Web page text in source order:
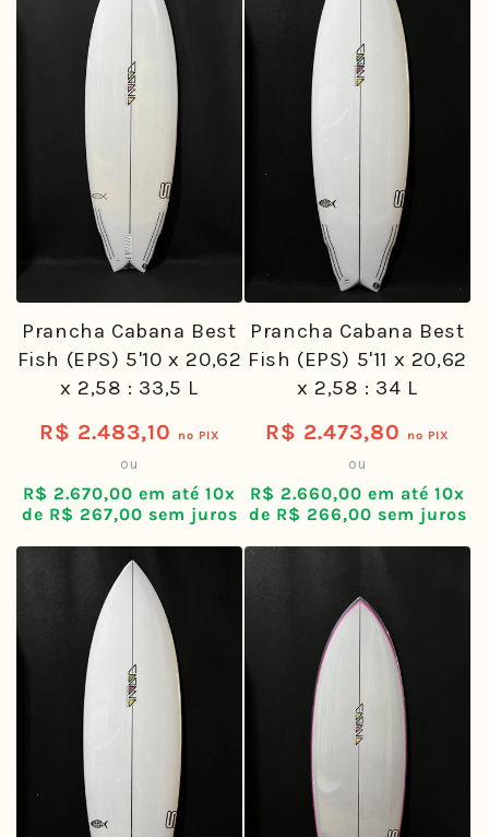
Prancha Cabana Best
Fish (EPS) 5'10 x 20,62
x 2,58 : 33,5 L
Preço
R$ 2.483,10 no PIX
ou
R$ 2.670,00 em até 10x
de R$ 267,00 sem juros
Prancha Cabana Best
Fish (EPS) 5'11 x 20,62
x 2,58 : 34 L
Preço
R$ 2.473,80 no PIX
ou
R$ 2.660,00 em até 10x
de R$ 266,00 sem juros